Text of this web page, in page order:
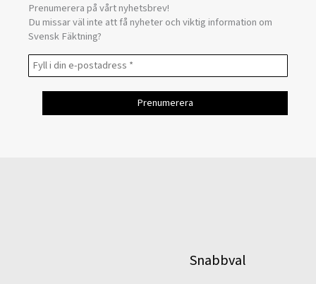
Prenumerera på vårt nyhetsbrev!
Du missar väl inte att få nyheter och viktig information om
Svensk Fäktning?
Snabbval